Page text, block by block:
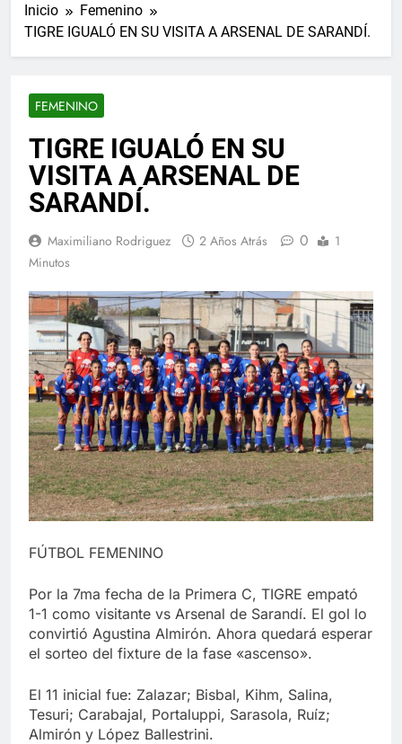
Inicio
Femenino
TIGRE IGUALÓ EN SU VISITA A ARSENAL DE SARANDÍ.
FEMENINO
TIGRE IGUALÓ EN SU
VISITA A ARSENAL DE
SARANDÍ.
Maximiliano Rodriguez 2 Años Atrás 0
1
Minutos
FÚTBOL FEMENINO
Por la 7ma fecha de la Primera C, TIGRE empató
1-1 como visitante vs Arsenal de Sarandí. El gol lo
convirtió Agustina Almirón. Ahora quedará esperar
el sorteo del fixture de la fase «ascenso».
El 11 inicial fue: Zalazar; Bisbal, Kihm, Salina,
Tesuri; Carabajal, Portaluppi, Sarasola, Ruíz;
Almirón y López Ballestrini.